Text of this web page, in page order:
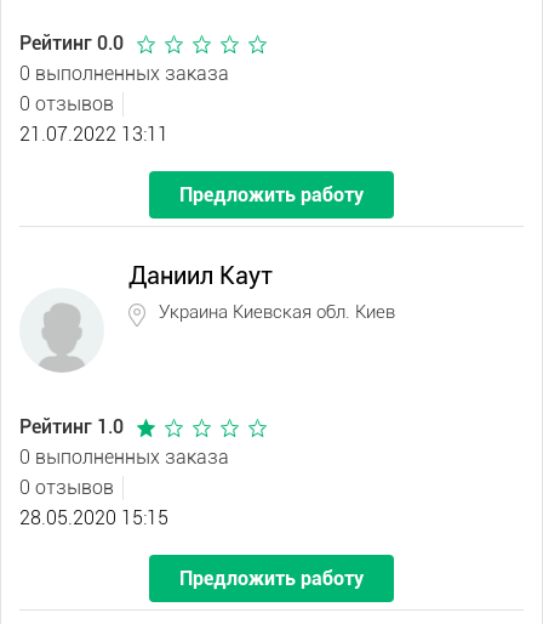
Рейтинг 0.0
0 выполненных заказа
0 отзывов
21.07.2022 13:11
Предложить работу
Даниил Каут
Украина Киевская обл. Киев
Рейтинг 1.0
0 выполненных заказа
0 отзывов
28.05.2020 15:15
Предложить работу